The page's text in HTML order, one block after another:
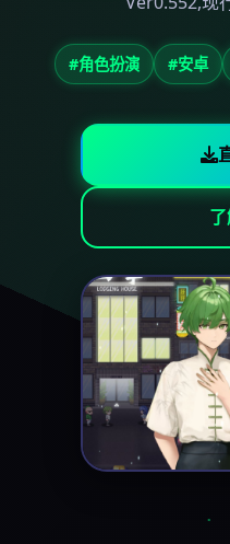
#角色扮演 #安卓